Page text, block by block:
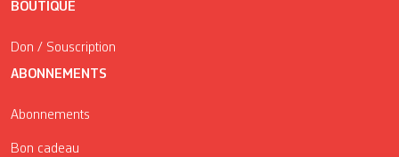
BOUTIQUE
Don / Souscription
ABONNEMENTS
Abonnements
Bon cadeau